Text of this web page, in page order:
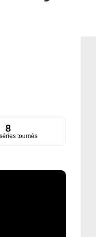
8
tournés